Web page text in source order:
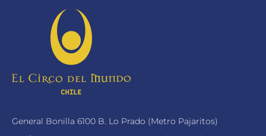
General Bonilla 6100 B. Lo Prado (Metro Pajaritos)